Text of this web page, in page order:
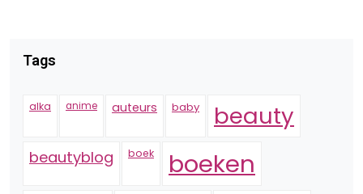
Tags
alka anime auteurs baby beauty
beautyblog boek boeken